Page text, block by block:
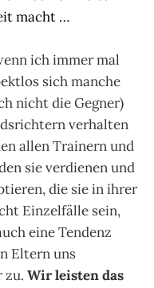
macht …
ich immer mal
sich manche
nicht die Gegner)
verhalten
allen Trainern und
sie verdienen und
die sie in ihrer
Einzelfälle sein,
eine Tendenz
Eltern uns
zu. Wir leisten das